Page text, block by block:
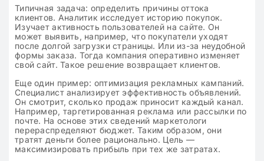
Типичная задача: определить причины оттока
клиентов. Аналитик исследует историю покупок.
Изучает активность пользователей на сайте. Он
может выявить, например, что покупатели уходят
после долгой загрузки страницы. Или из-за неудобной
формы заказа. Тогда компания оперативно изменяет
свой сайт. Такое решение возвращает клиентов.
Еще один пример: оптимизация рекламных кампаний.
Специалист анализирует эффективность объявлений.
Он смотрит, сколько продаж приносит каждый канал.
Например, таргетированная реклама или рассылки по
почте. На основе этих сведений маркетологи
перераспределяют бюджет. Таким образом, они
тратят деньги более рационально. Цель —
максимизировать прибыль при тех же затратах.